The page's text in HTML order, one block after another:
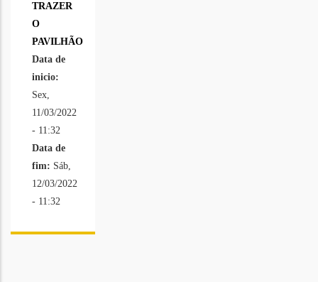
TRAZER
O
PAVILHÃO
Data de
inicio:
Sex,
11/03/2022
- 11:32
Data de
fim: Sáb,
12/03/2022
- 11:32